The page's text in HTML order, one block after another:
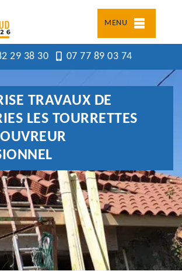
MENU
29 38 30 07 77 89 03 74
TRAVAUX DE
LES TOURRETTES